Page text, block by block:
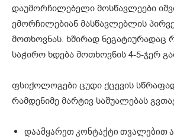
დაუმორჩილებელი მოსწავლეები
ემორჩილებიან მასწავლებლის
მოთხოვნას. ხშირად ნეგატიურადაც
საჭირო ხდება მოთხოვნის 4-5-ჯერ
ფსიქოლოგები ცუდი ქცევის
რამდენიმე მარტივ საშუალებას
დაამყარეთ კონტაქტი თვალებით